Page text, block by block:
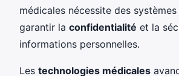
médicales nécessite des
garantir la confidentialité et la
informations personnelles.
Les technologies médicales